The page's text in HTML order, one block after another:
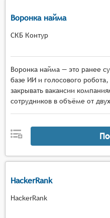
Воронка найма
СКБ Контур
Воронка найма — это ранее
базе ИИ и голосового
закрывать вакансии
сотрудников в объёме от
HackerRank
HackerRank